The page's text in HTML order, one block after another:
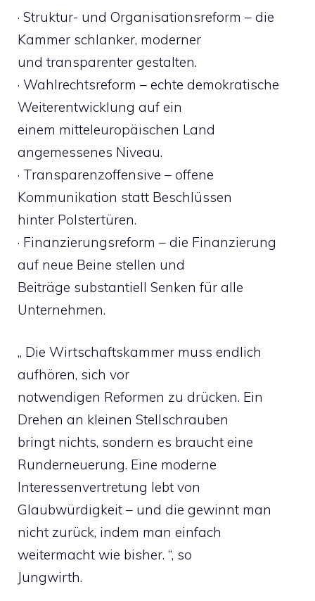
· Struktur- und Organisationsreform – die
Kammer schlanker, moderner
und transparenter gestalten.
· Wahlrechtsreform – echte demokratische
Weiterentwicklung auf ein
einem mitteleuropäischen Land
angemessenes Niveau.
· Transparenzoffensive – offene
Kommunikation statt Beschlüssen
hinter Polstertüren.
· Finanzierungsreform – die Finanzierung
auf neue Beine stellen und
Beiträge substantiell Senken für alle
Unternehmen.
„ Die Wirtschaftskammer muss endlich
aufhören, sich vor
notwendigen Reformen zu drücken. Ein
Drehen an kleinen Stellschrauben
bringt nichts, sondern es braucht eine
Runderneuerung. Eine moderne
Interessenvertretung lebt von
Glaubwürdigkeit – und die gewinnt man
nicht zurück, indem man einfach
weitermacht wie bisher. “, so
Jungwirth.